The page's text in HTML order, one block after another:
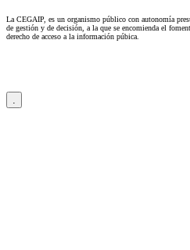
La CEGAIP, es un organismo público con autonomía
de gestión y de decisión, a la que se encomienda el
derecho de acceso a la información púbica.